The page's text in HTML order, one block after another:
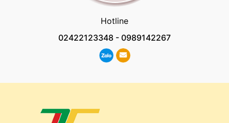
Hotline
02422123348 - 0989142267